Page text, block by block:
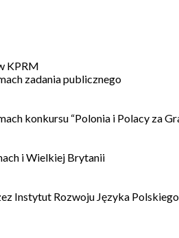
KPRM
zadania publicznego
konkursu “Polonia i Polacy za
i Wielkiej Brytanii
Instytut Rozwoju Języka